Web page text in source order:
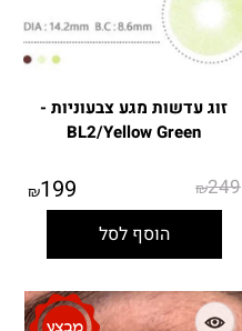
זוג עדשות מגע צבעוניות -
BL2/Yellow Green
₪249
₪199
הוסף לסל